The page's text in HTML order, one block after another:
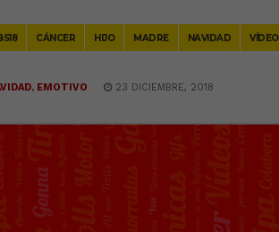
CÁNCER HIJO MADRE NAVIDAD
, EMOTIVO 23 DICIEMBRE, 2018